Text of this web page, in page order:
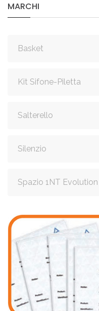
MARCHI
Basket
Kit Sifone-Piletta
Salterello
Silenzio
Spazio 1NT Evolution